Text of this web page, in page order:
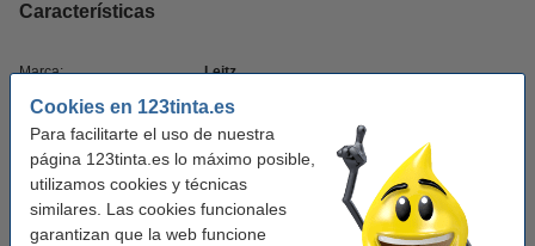
Cookies en 123tinta.es
Para facilitarte el uso de nuestra
página 123tinta.es lo máximo posible,
utilizamos cookies y técnicas
similares. Las cookies funcionales
garantizan que la web funcione
Características
Marca: Leitz
Color: negro
Medidas: 318 x 308 mm (AnxL)
Material: plástico
Tamaño papel: A4